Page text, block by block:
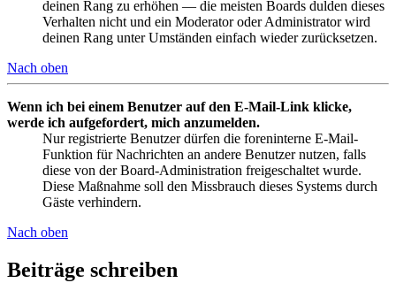
deinen Rang zu erhöhen — die meisten Boards dulden dieses
Verhalten nicht und ein Moderator oder Administrator wird
deinen Rang unter Umständen einfach wieder zurücksetzen.
Nach oben
Wenn ich bei einem Benutzer auf den E-Mail-Link klicke,
werde ich aufgefordert, mich anzumelden.
Nur registrierte Benutzer dürfen die foreninterne E-Mail-
Funktion für Nachrichten an andere Benutzer nutzen, falls
diese von der Board-Administration freigeschaltet wurde.
Diese Maßnahme soll den Missbrauch dieses Systems durch
Gäste verhindern.
Nach oben
Beiträge schreiben